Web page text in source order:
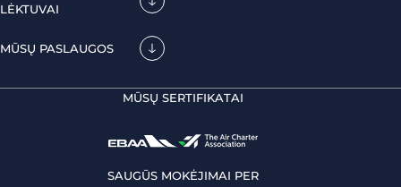
LĖKTUVAI
MŪSŲ PASLAUGOS
MŪSŲ SERTIFIKATAI
SAUGŪS MOKĖJIMAI PER